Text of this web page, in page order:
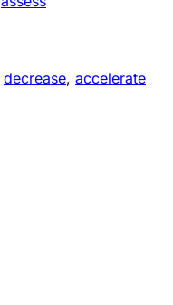
decrease, accelerate